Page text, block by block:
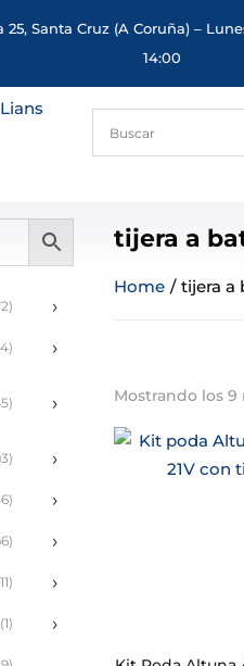
Santa Cruz (A Coruña) –
14:00
›
›
›
›
›
›
›
(1) ›
tijera a
Home / tijera a
Mostrando los 9